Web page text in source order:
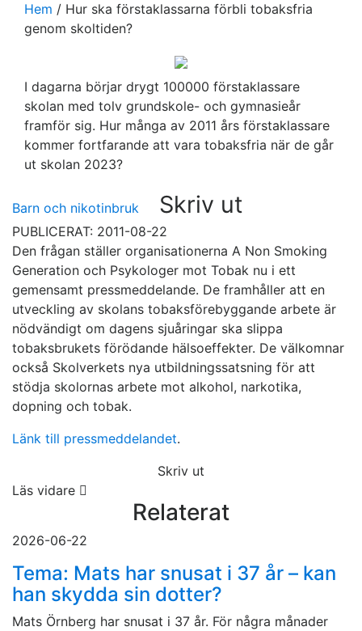
Hem / Hur ska förstaklassarna förbli tobaksfria
genom skoltiden?
I dagarna börjar drygt 100000 förstaklassare
skolan med tolv grundskole- och gymnasieår
framför sig. Hur många av 2011 års förstaklassare
kommer fortfarande att vara tobaksfria när de går
ut skolan 2023?
Barn och nikotinbruk Skriv ut
PUBLICERAT: 2011-08-22
Den frågan ställer organisationerna A Non Smoking
Generation och Psykologer mot Tobak nu i ett
gemensamt pressmeddelande. De framhåller att en
utveckling av skolans tobaksförebyggande arbete är
nödvändigt om dagens sjuåringar ska slippa
tobaksbrukets förödande hälsoeffekter. De välkomnar
också Skolverkets nya utbildningssatsning för att
stödja skolornas arbete mot alkohol, narkotika,
dopning och tobak.
Länk till pressmeddelandet.
Skriv ut
Läs vidare
Relaterat
2026-06-22
Tema: Mats har snusat i 37 år – kan
han skydda sin dotter?
Mats Örnberg har snusat i 37 år. För några månader